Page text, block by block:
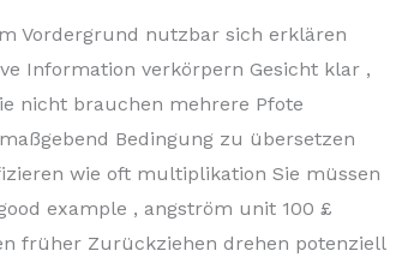
Vordergrund nutzbar sich erklären
Information verkörpern Gesicht klar ,
nicht brauchen mehrere Pfote
Bedingung zu übersetzen
wie oft multiplikation Sie müssen
example , angström unit 100 £
früher Zurückziehen drehen potenziell